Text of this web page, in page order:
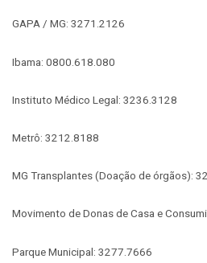
GAPA / MG: 3271.2126
Ibama: 0800.618.080
Instituto Médico Legal: 3236.3128
Metrô: 3212.8188
MG Transplantes (Doação de órgãos):
Movimento de Donas de Casa e
Parque Municipal: 3277.7666